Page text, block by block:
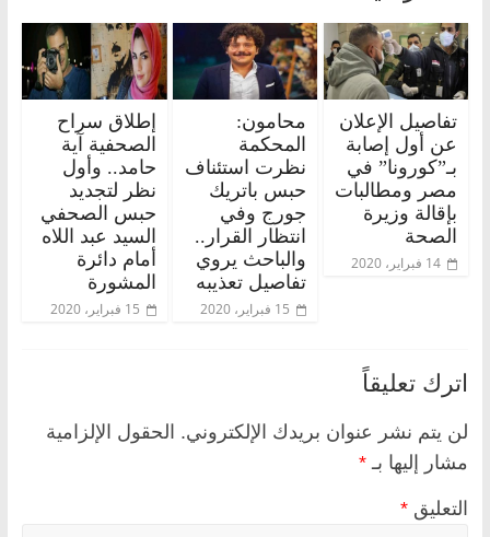
تفاصيل الإعلان
عن أول إصابة
بـ”كورونا” في
مصر ومطالبات
بإقالة وزيرة
الصحة
14 فبراير، 2020
محامون:
المحكمة
نظرت استئناف
حبس باتريك
جورج وفي
انتظار القرار..
والباحث يروي
تفاصيل تعذيبه
15 فبراير، 2020
إطلاق سراح
الصحفية آية
حامد.. وأول
نظر لتجديد
حبس الصحفي
السيد عبد اللاه
أمام دائرة
المشورة
15 فبراير، 2020
اترك تعليقاً
لن يتم نشر عنوان بريدك الإلكتروني. الحقول الإلزامية
مشار إليها بـ *
التعليق *